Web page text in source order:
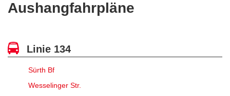
Aushangfahrpläne
Linie 134
Sürth Bf
Wesselinger Str.